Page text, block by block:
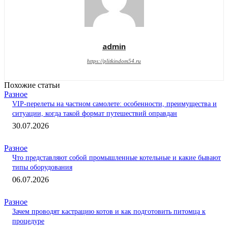
admin
https://plitkindom54.ru
Похожие статьи
Разное
VIP-перелеты на частном самолете: особенности, преимущества и
ситуации, когда такой формат путешествий оправдан
30.07.2026
Разное
Что представляют собой промышленные котельные и какие бывают
типы оборудования
06.07.2026
Разное
Зачем проводят кастрацию котов и как подготовить питомца к
процедуре